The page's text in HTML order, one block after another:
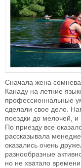
Сначала жена
Канаду на летние
профессионнальные
сделали свое дело.
поездки до мелочей, и
По приезду все
рассказывала
оказались очень
разнообразные
но не хватало времени.